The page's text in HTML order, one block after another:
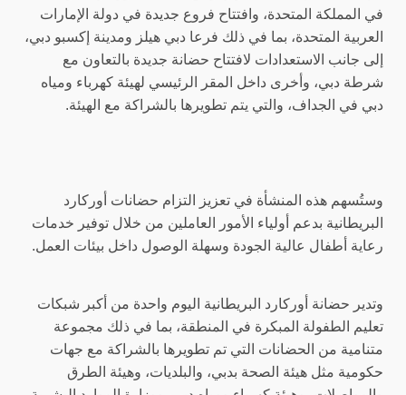
في المملكة المتحدة، وافتتاح فروع جديدة في دولة الإمارات
العربية المتحدة، بما في ذلك فرعا دبي هيلز ومدينة إكسبو دبي،
إلى جانب الاستعدادات لافتتاح حضانة جديدة بالتعاون مع
شرطة دبي، وأخرى داخل المقر الرئيسي لهيئة كهرباء ومياه
دبي في الجداف، والتي يتم تطويرها بالشراكة مع الهيئة.
وستُسهم هذه المنشأة في تعزيز التزام حضانات أوركارد
البريطانية بدعم أولياء الأمور العاملين من خلال توفير خدمات
رعاية أطفال عالية الجودة وسهلة الوصول داخل بيئات العمل.
وتدير حضانة أوركارد البريطانية اليوم واحدة من أكبر شبكات
تعليم الطفولة المبكرة في المنطقة، بما في ذلك مجموعة
متنامية من الحضانات التي تم تطويرها بالشراكة مع جهات
حكومية مثل هيئة الصحة بدبي، والبلديات، وهيئة الطرق